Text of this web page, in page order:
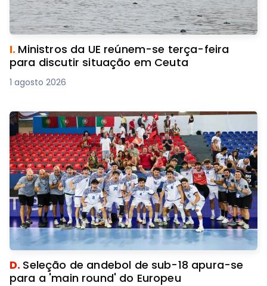
I. Ministros da UE reúnem-se terça-feira
para discutir situação em Ceuta
1 agosto 2026
D. Seleção de andebol de sub-18 apura-se
para a 'main round' do Europeu